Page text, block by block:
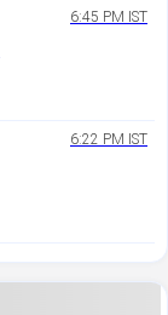
6:45 PM IST
6:22 PM IST